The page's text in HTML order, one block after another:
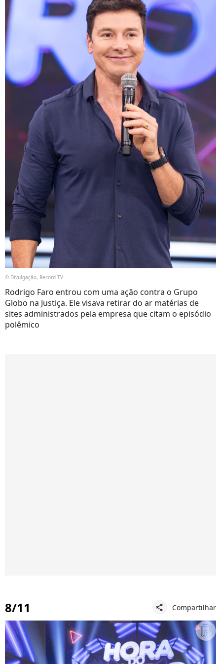
© Divulgação, Record TV
Rodrigo Faro entrou com uma ação contra o Grupo
Globo na Justiça. Ele visava retirar do ar matérias de
sites administrados pela empresa que citam o episódio
polêmico
8/11 share Compartilhar